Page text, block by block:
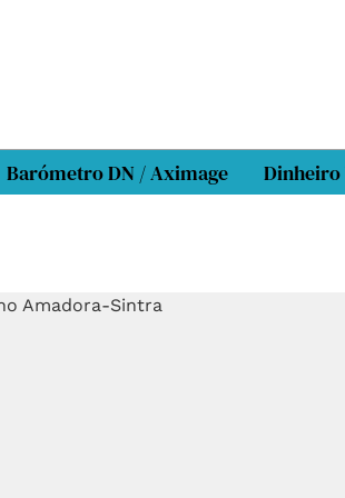
Barómetro DN / Aximage Dinheiro